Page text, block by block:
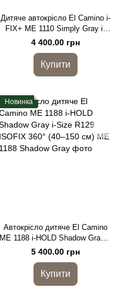
Дитяче автокрісло El Camino i-
FIX+ ME 1110 Simply Gray i-
Size R129 (40–87 см),
автолюлька з боковим
захистом
4 400.00 грн
Купити
Новинка
Автокрісло дитяче El Camino
ME 1188 i-HOLD Shadow Gray i-
Size R129 ISOFIX 360° (40–150
5 400.00 грн
Купити